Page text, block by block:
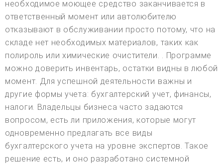
необходимое моющее средство заканчивается в
ответственный момент или автолюбителю
отказывают в обслуживании просто потому, что на
складе нет необходимых материалов, таких как
полироль или химические очистители. . Программе
можно доверить инвентарь, остатки видны в любой
момент. Для успешной деятельности важны и
другие формы учета: бухгалтерский учет, финансы,
налоги. Владельцы бизнеса часто задаются
вопросом, есть ли приложения, которые могут
одновременно предлагать все виды
бухгалтерского учета на уровне экспертов. Такое
решение есть, и оно разработано системной